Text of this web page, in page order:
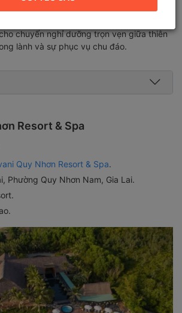
nơi sở hữu hồ bơi view biển khu spa thư
chuyến nghỉ dưỡng trọn vẹn giữa thiên
lành và sự phục vụ chu đáo.
Resort & Spa
Quy Nhơn Resort & Spa.
Phường Quy Nhơn Nam, Gia Lai.